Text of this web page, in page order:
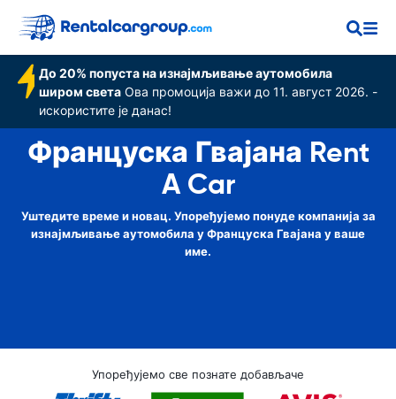
До 20% попуста на изнајмљивање аутомобила
широм света Ова промоција важи до 11. август 2026. -
искористите је данас!
Француска Гвајана Rent
A Car
Уштедите време и новац. Упоређујемо понуде компанија за
изнајмљивање аутомобила у Француска Гвајана у ваше
име.
Упоређујемо све познате добављаче